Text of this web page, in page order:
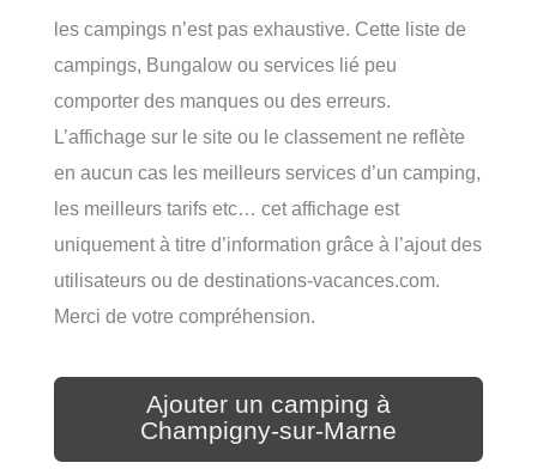
les campings n’est pas exhaustive. Cette liste de
campings, Bungalow ou services lié peu
comporter des manques ou des erreurs.
L’affichage sur le site ou le classement ne reflète
en aucun cas les meilleurs services d’un camping,
les meilleurs tarifs etc… cet affichage est
uniquement à titre d’information grâce à l’ajout des
utilisateurs ou de destinations-vacances.com.
Merci de votre compréhension.
Ajouter un camping à
Champigny-sur-Marne